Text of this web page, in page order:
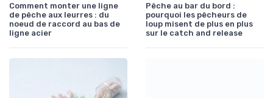
Comment monter une ligne
de pêche aux leurres : du
noeud de raccord au bas de
ligne acier
Pêche au bar du bord :
pourquoi les pêcheurs de
loup misent de plus en plus
sur le catch and release